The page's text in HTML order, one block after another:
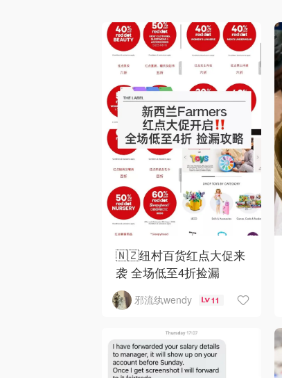
🇳🇿纽村百货红点大促来
袭 全场低至4折捡漏
邪流纨wendy 11